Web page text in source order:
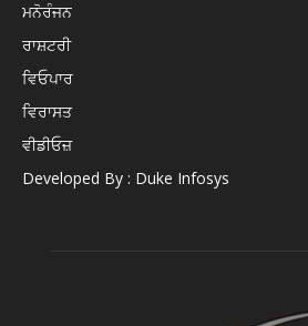
ਮਨੋਰੰਜਨ
ਰਾਸ਼ਟਰੀ
ਵਿਓਪਾਰ
ਵਿਰਾਸਤ
ਵੀਡੀਓਜ਼
Developed By : Duke Infosys